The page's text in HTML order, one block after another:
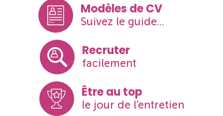
Modèles de CV
Suivez le guide...
Recruter
facilement
Être au top
le jour de l'entretien